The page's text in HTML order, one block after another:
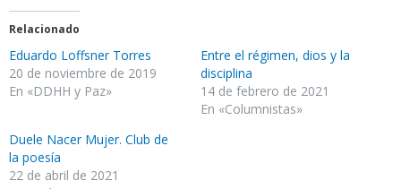
Relacionado
Eduardo Loffsner Torres
20 de noviembre de 2019
En «DDHH y Paz»
Entre el régimen, dios y la
disciplina
14 de febrero de 2021
En «Columnistas»
Duele Nacer Mujer. Club de
la poesía
22 de abril de 2021